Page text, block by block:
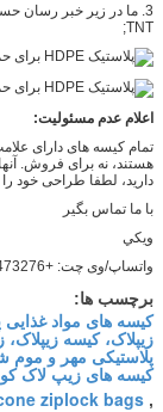
TNT;
اعلام عدم مسئولیت:
تمام کیسه های دارای
هستند، نه برای فروش.
دارید، لطفا طراحی خود را
با ما تماس بگير
ويکي
واتساپ/وی چت: +8613530473276
برچسب ها:
کیسه های مواد
زیپلاک، کیسه
پلاستیکی مهر و موم
کیسه های زیپ لاک
,
ziplock bags